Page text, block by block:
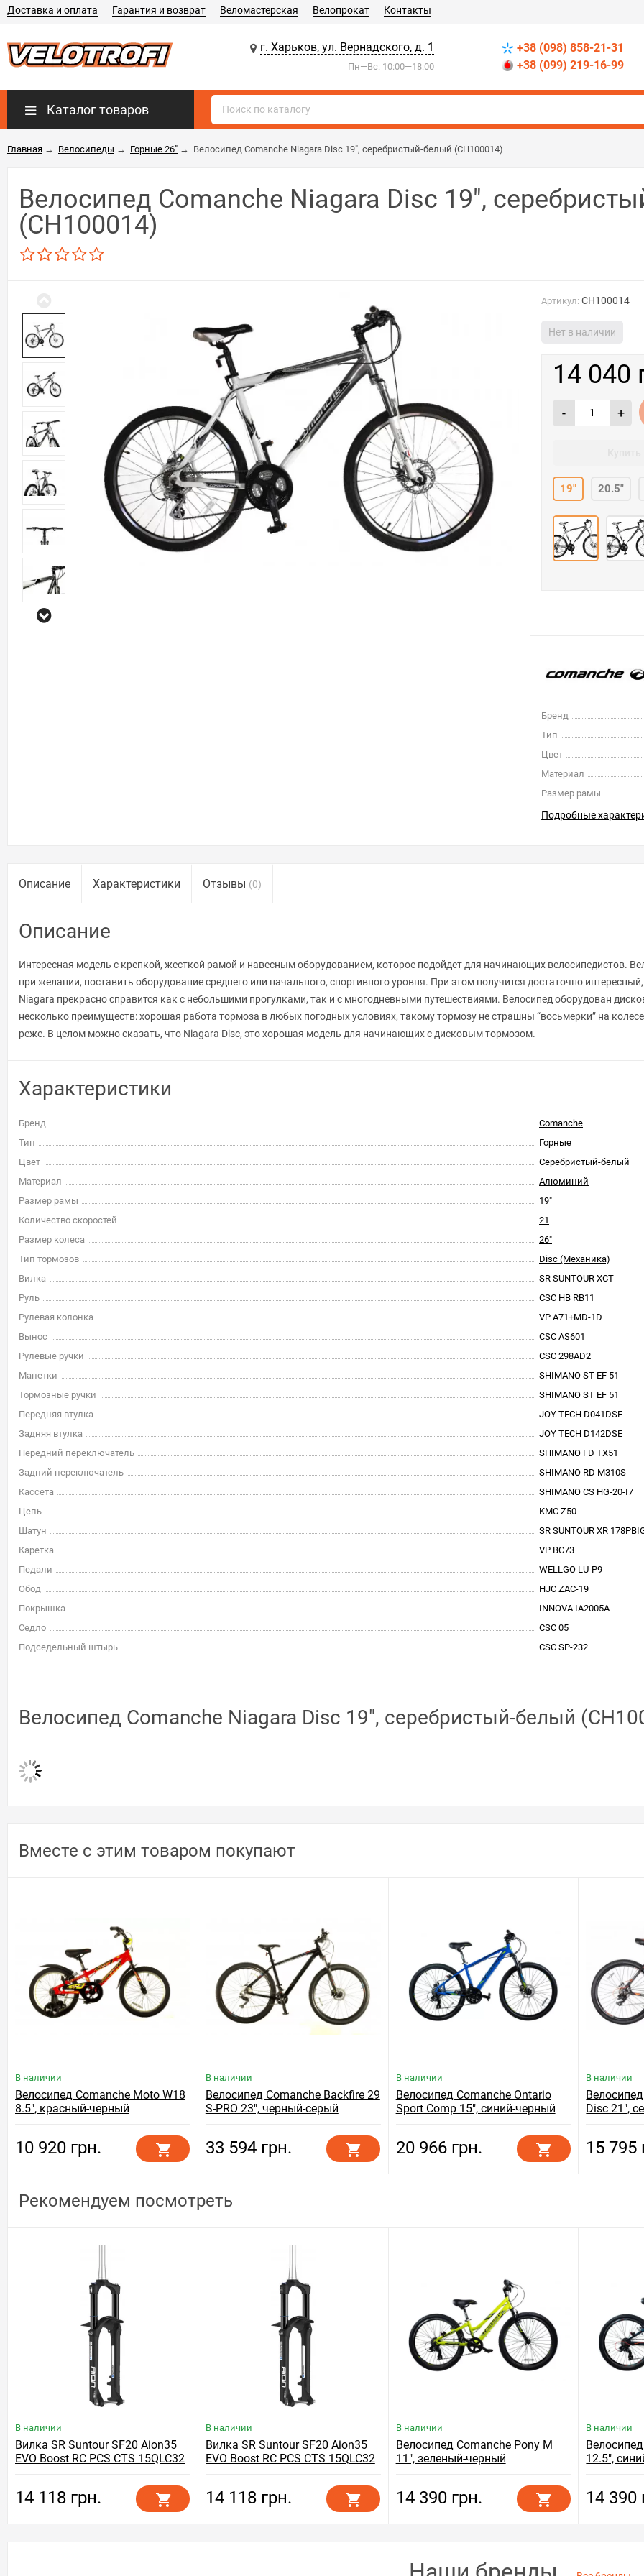
Доставка и оплата Гарантия и возврат Веломастерская Велопрокат Контакты
г. Харьков, ул. Вернадского, д. 1
Пн—Вс: 10:00—18:00
+38 (098) 858-21-31
+38 (099) 219-16-99
Каталог товаров
Главная → Велосипеды → Горные 26" → Велосипед Comanche Niagara Disc 19", серебристый-белый (CH100014)
Велосипед Comanche Niagara Disc 19",
(CH100014)
Артикул: CH100014
Нет в наличии
14 040
- +
19" 20.5"
Бренд
Тип
Цвет
Материал
Размер рамы
Подробные
Описание Характеристики Отзывы (0)
Описание
Интересная модель с крепкой, жесткой рамой и навесным оборудованием, которое подойдет для начинающих велосипедистов.
при желании, поставить оборудование среднего или начального, спортивного уровня. При этом получится достаточно
Niagara прекрасно справится как с небольшими прогулками, так и с многодневными путешествиями. Велосипед оборудован
несколько преимуществ: хорошая работа тормоза в любых погодных условиях, такому тормозу не страшны “восьмерки” на
реже. В целом можно сказать, что Niagara Disc, это хорошая модель для начинающих с дисковым тормозом.
Характеристики
Бренд
Comanche
Тип
Горные
Цвет
Серебристый-белый
Материал
Алюминий
Размер рамы
19"
Количество скоростей
21
Размер колеса
26"
Тип тормозов
Disc (Механика)
Вилка
SR SUNTOUR XCT
Руль
CSC HB RB11
Рулевая колонка
VP A71+MD-1D
Вынос
CSC AS601
Рулевые ручки
CSC 298AD2
Манетки
SHIMANO ST EF 51
Тормозные ручки
SHIMANO ST EF 51
Передняя втулка
JOY TECH D041DSE
Задняя втулка
JOY TECH D142DSE
Передний переключатель
SHIMANO FD TX51
Задний переключатель
SHIMANO RD M310S
Кассета
SHIMANO CS HG-20-I7
Цепь
KMC Z50
Шатун
SR SUNTOUR XR
Каретка
VP BC73
Педали
WELLGO LU-P9
Обод
HJC ZAC-19
Покрышка
INNOVA IA2005A
Седло
CSC 05
Подседельный штырь
CSC SP-232
Велосипед Comanche Niagara Disc 19", серебристый-белый
Вместе с этим товаром покупают
В наличии
Велосипед Comanche Moto W18
8.5", красный-черный
10 920 грн.
В наличии
Велосипед Comanche Backfire 29
S-PRO 23", черный-серый
33 594 грн.
В наличии
Велосипед Comanche Ontario
Sport Comp 15", синий-черный
20 966 грн.
В наличии
Disc 21",
15 795
Рекомендуем посмотреть
В наличии
Вилка SR Suntour SF20 Aion35
EVO Boost RC PCS CTS 15QLC32
14 118 грн.
В наличии
Вилка SR Suntour SF20 Aion35
EVO Boost RC PCS CTS 15QLC32
14 118 грн.
В наличии
Велосипед Comanche Pony M
11", зеленый-черный
14 390 грн.
В наличии
12.5",
14 390